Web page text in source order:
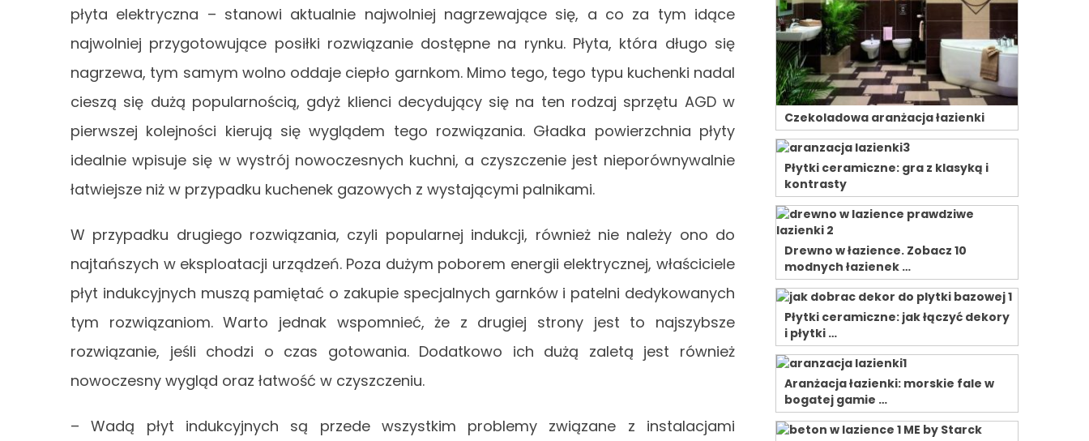
płyta elektryczna – stanowi aktualnie najwolniej nagrzewające się, a co za tym idące
najwolniej przygotowujące posiłki rozwiązanie dostępne na rynku. Płyta, która długo się
nagrzewa, tym samym wolno oddaje ciepło garnkom. Mimo tego, tego typu kuchenki nadal
cieszą się dużą popularnością, gdyż klienci decydujący się na ten rodzaj sprzętu AGD w
pierwszej kolejności kierują się wyglądem tego rozwiązania. Gładka powierzchnia płyty
idealnie wpisuje się w wystrój nowoczesnych kuchni, a czyszczenie jest nieporównywalnie
łatwiejsze niż w przypadku kuchenek gazowych z wystającymi palnikami.
W przypadku drugiego rozwiązania, czyli popularnej indukcji, również nie należy ono do
najtańszych w eksploatacji urządzeń. Poza dużym poborem energii elektrycznej, właściciele
płyt indukcyjnych muszą pamiętać o zakupie specjalnych garnków i patelni dedykowanych
tym rozwiązaniom. Warto jednak wspomnieć, że z drugiej strony jest to najszybsze
rozwiązanie, jeśli chodzi o czas gotowania. Dodatkowo ich dużą zaletą jest również
nowoczesny wygląd oraz łatwość w czyszczeniu.
– Wadą płyt indukcyjnych są przede wszystkim problemy związane z instalacjami
Czekoladowa aranżacja łazienki
Płytki ceramiczne: gra z klasyką i
kontrasty
Drewno w łazience. Zobacz 10
modnych łazienek …
Płytki ceramiczne: jak łączyć dekory
i płytki …
Aranżacja łazienki: morskie fale w
bogatej gamie …